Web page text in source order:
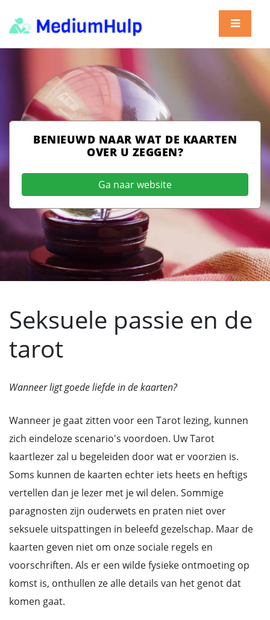
BENIEUWD NAAR WAT DE KAARTEN
OVER U ZEGGEN?
Ga naar website
Seksuele passie en de
tarot
Wanneer ligt goede liefde in de kaarten?
Wanneer je gaat zitten voor een Tarot lezing, kunnen
zich eindeloze scenario's voordoen. Uw Tarot
kaartlezer zal u begeleiden door wat er voorzien is.
Soms kunnen de kaarten echter iets heets en heftigs
vertellen dan je lezer met je wil delen. Sommige
paragnosten zijn ouderwets en praten niet over
seksuele uitspattingen in beleefd gezelschap. Maar de
kaarten geven niet om onze sociale regels en
voorschriften. Als er een wilde fysieke ontmoeting op
komst is, onthullen ze alle details van het genot dat
komen gaat.